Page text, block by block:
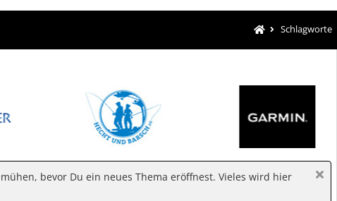
Schlagworte
bevor Du ein neues Thema eröffnest. Vieles wird hier